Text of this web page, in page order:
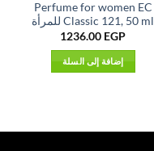
Perfume for women EC
Classic 121, 50 ml للمرأة
1236.00 EGP
إضافة إلى السلة